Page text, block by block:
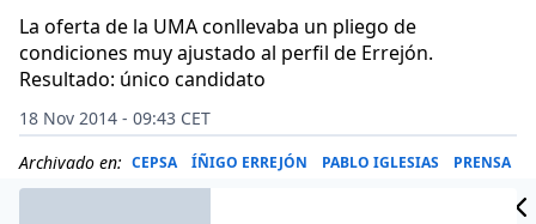
La oferta de la UMA conllevaba un pliego de
condiciones muy ajustado al perfil de Errejón.
Resultado: único candidato
18 Nov 2014 - 09:43 CET
Archivado en: CEPSA ÍÑIGO ERREJÓN PABLO IGLESIAS PRENSA